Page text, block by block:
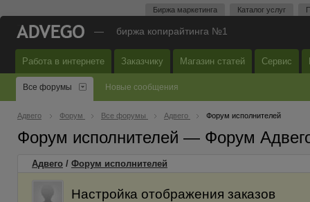
Биржа маркетинга Каталог услуг
— биржа копирайтинга №1
Работа в интернете Заказчику Магазин статей Сервис
Все форумы Новые сообщения
Адвего Форум Все форумы Адвего Форум исполнителей
Форум исполнителей — Форум
Адвего / Форум исполнителей
Настройка отображения заказов